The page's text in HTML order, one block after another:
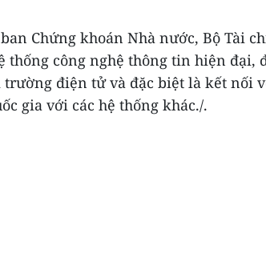
Chứng khoán Nhà nước, Bộ Tài
thống công nghệ thông tin hiện đại,
điện tử và đặc biệt là kết nối
gia với các hệ thống khác./.